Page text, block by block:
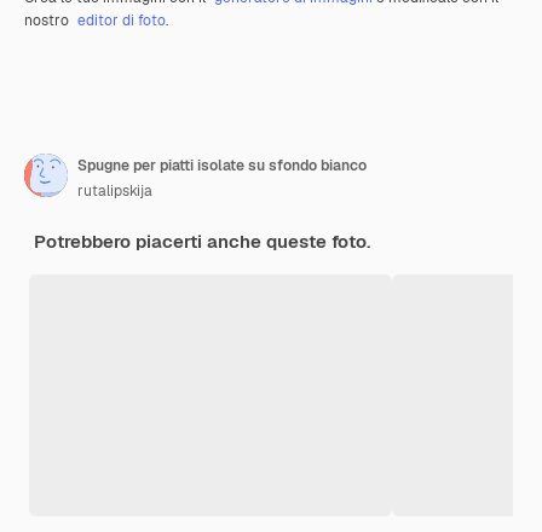
nostro editor di foto.
Spugne per piatti isolate su sfondo bianco
rutalipskija
Potrebbero piacerti anche queste foto.